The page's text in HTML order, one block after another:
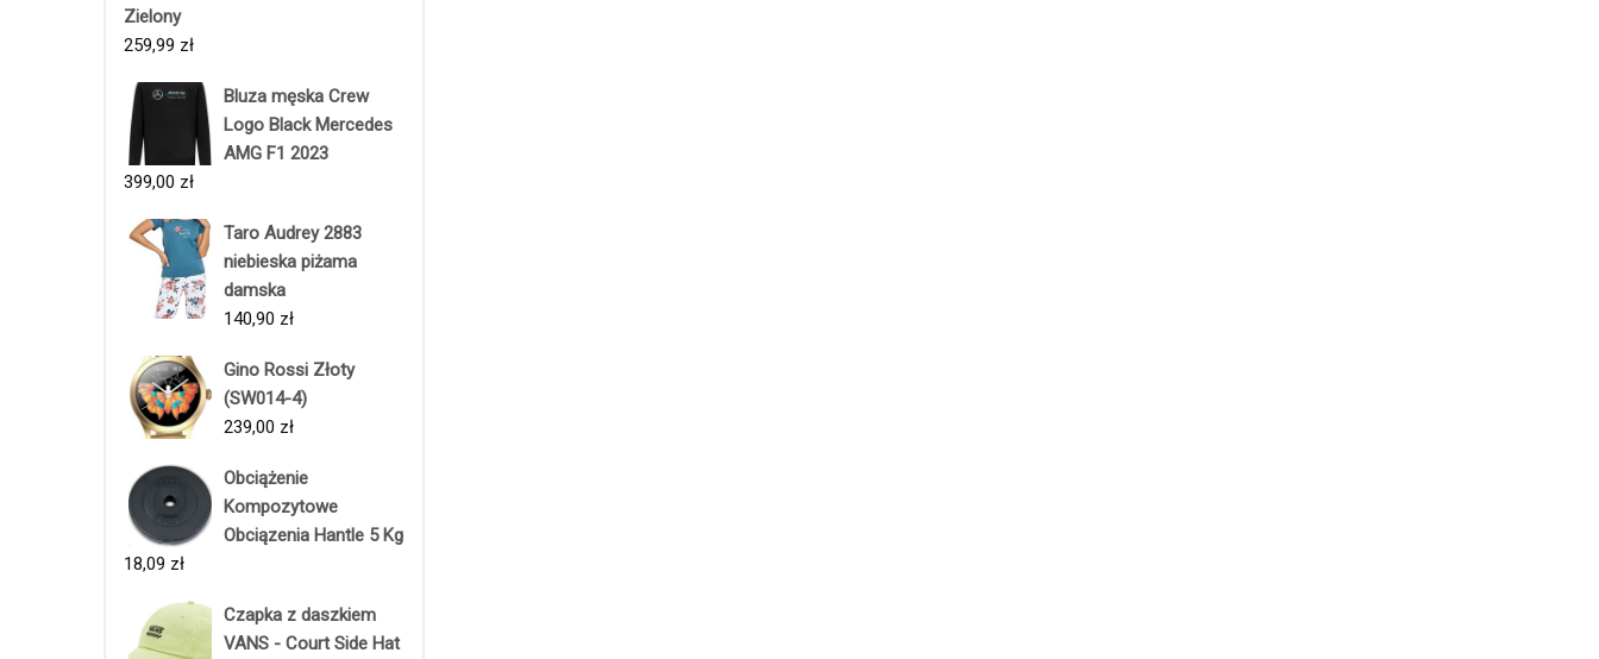
Zielony
259,99 zł
Bluza męska Crew
Logo Black Mercedes
AMG F1 2023
399,00 zł
Taro Audrey 2883
niebieska piżama
damska
140,90 zł
Gino Rossi Złoty
(SW014-4)
239,00 zł
Obciążenie
Kompozytowe
Obciązenia Hantle 5 Kg
18,09 zł
Czapka z daszkiem
VANS - Court Side Hat